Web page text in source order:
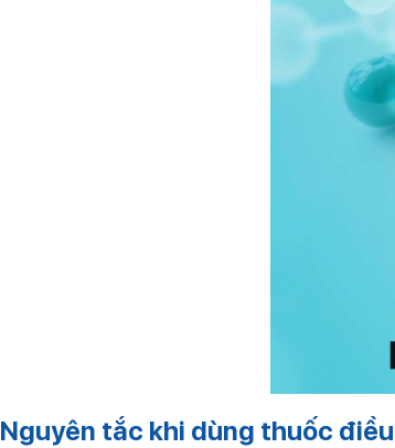
Nguyên tắc khi dùng thuốc